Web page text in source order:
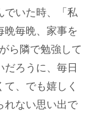
でいた時、「私
晩毎晩、家事を
ら隣で勉強して
だろうに、毎日
、でも嬉しく
れない思い出で